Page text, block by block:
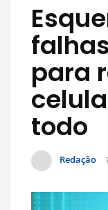
para
todo
Redação